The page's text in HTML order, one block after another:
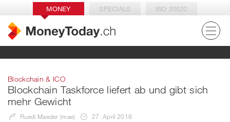
MONEY SPECIALS ISO 20022
Blockchain & ICO
Blockchain Taskforce liefert ab und gibt sich
mehr Gewicht
Ruedi Maeder (mae)
27. April 2018